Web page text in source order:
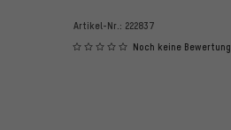
Artikel-Nr.: 222837
Noch keine Bewertung